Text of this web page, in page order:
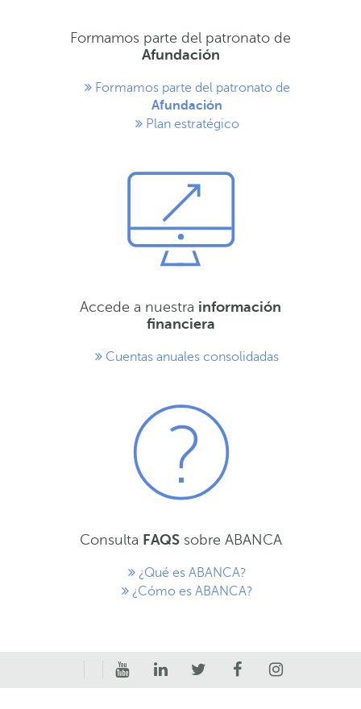
Formamos parte del patronato de
Afundación
Formamos parte del patronato de
Afundación
Plan estratégico
Accede a nuestra información
financiera
Cuentas anuales consolidadas
Consulta FAQSsobre ABANCA
¿Qué es ABANCA?
¿Cómo es ABANCA?